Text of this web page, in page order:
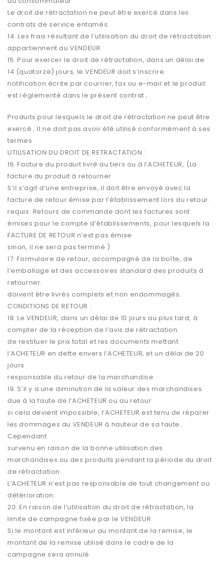
Le droit de rétractation ne peut être exercé dans les
contrats de service entamés.
14. Les frais résultant de l’utilisation du droit de rétractation
appartiennent au VENDEUR.
15. Pour exercer le droit de rétractation, dans un délai de
14 (quatorze) jours, le VENDEUR doit s’inscrire.
notification écrite par courrier, fax ou e-mail et le produit
est réglementé dans le présent contrat ;
Produits pour lesquels le droit de rétractation ne peut être
exercé ; Il ne doit pas avoir été utilisé conformément à ses
termes.
UTILISATION DU DROIT DE RETRACTATION :
16. Facture du produit livré au tiers ou à l’ACHETEUR, (La
facture du produit à retourner
S’il s’agit d’une entreprise, il doit être envoyé avec la
facture de retour émise par l’établissement lors du retour.
requis. Retours de commande dont les factures sont
émises pour le compte d’établissements, pour lesquels la
FACTURE DE RETOUR n’est pas émise
sinon, il ne sera pas terminé.)
17. Formulaire de retour, accompagné de la boîte, de
l’emballage et des accessoires standard des produits à
retourner.
doivent être livrés complets et non endommagés.
CONDITIONS DE RETOUR :
18. Le VENDEUR, dans un délai de 10 jours au plus tard, à
compter de la réception de l’avis de rétractation.
de restituer le prix total et les documents mettant
l’ACHETEUR en dette envers l’ACHETEUR, et un délai de 20
jours
responsable du retour de la marchandise.
19. S’il y a une diminution de la valeur des marchandises
due à la faute de l’ACHETEUR ou au retour
si cela devient impossible, l’ACHETEUR est tenu de réparer
les dommages du VENDEUR à hauteur de sa faute.
Cependant
survenu en raison de la bonne utilisation des
marchandises ou des produits pendant la période du droit
de rétractation.
L’ACHETEUR n’est pas responsable de tout changement ou
détérioration.
20. En raison de l’utilisation du droit de rétractation, la
limite de campagne fixée par le VENDEUR
Si le montant est inférieur au montant de la remise, le
montant de la remise utilisé dans le cadre de la
campagne sera annulé.